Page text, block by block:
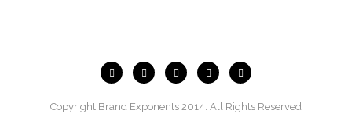
Copyright Brand Exponents 2014. All Rights Reserved